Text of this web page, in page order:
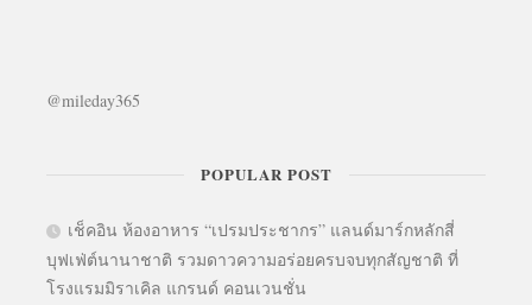
@mileday365
POPULAR POST
เช็คอิน ห้องอาหาร “เปรมประชากร” แลนด์มาร์กหลักสี่
บุฟเฟ่ต์นานาชาติ รวมดาวความอร่อยครบจบทุกสัญชาติ ที่
โรงแรมมิราเคิล แกรนด์ คอนเวนชั่น